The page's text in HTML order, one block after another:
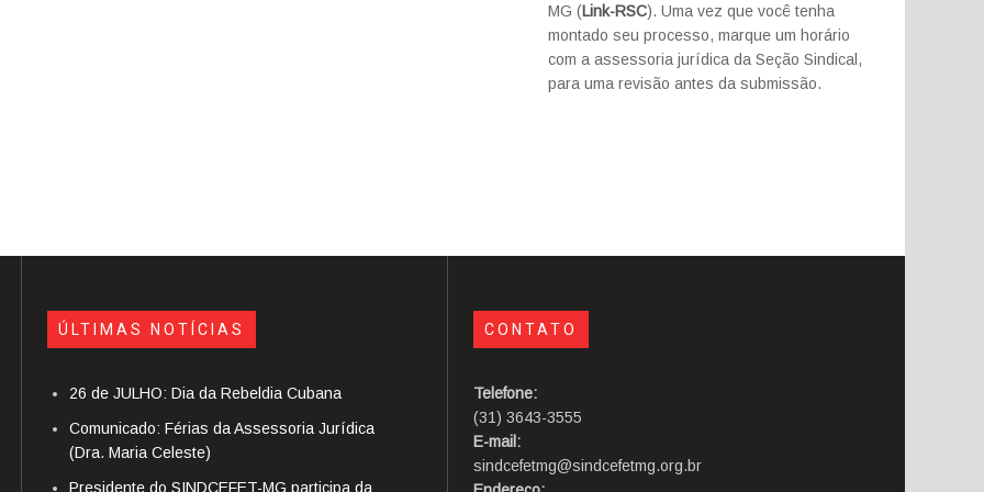
MG (Link-RSC). Uma vez que você tenha
montado seu processo, marque um horário
com a assessoria jurídica da Seção Sindical,
para uma revisão antes da submissão.
ÚLTIMAS NOTÍCIAS
26 de JULHO: Dia da Rebeldia Cubana
Comunicado: Férias da Assessoria Jurídica
(Dra. Maria Celeste)
Presidente do SINDCEFET-MG participa da
CONTATO
Telefone:
(31) 3643-3555
E-mail:
sindcefetmg@sindcefetmg.org.br